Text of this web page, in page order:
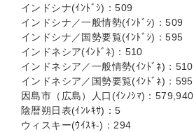
インドシナ(ｲﾝﾄﾞｼ)：509
インドシナ／一般情勢(ｲﾝﾄﾞｼ)：509
インドシナ／国勢要覧(ｲﾝﾄﾞｼ)：595
インドネシア(ｲﾝﾄﾞﾈ)：510
インドネシア／一般情勢(ｲﾝﾄﾞﾈ)：510
インドネシア／国勢要覧(ｲﾝﾄﾞﾈ)：595
因島市（広島）人口(ｲﾝﾉｼﾏ)：579,940
陰暦朔日表(ｲﾝﾚｷｻ)：5
ウィスキー(ｳｲｽｷ-)：294